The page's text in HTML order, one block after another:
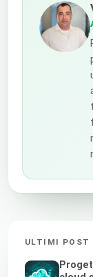
ULTIMI POST